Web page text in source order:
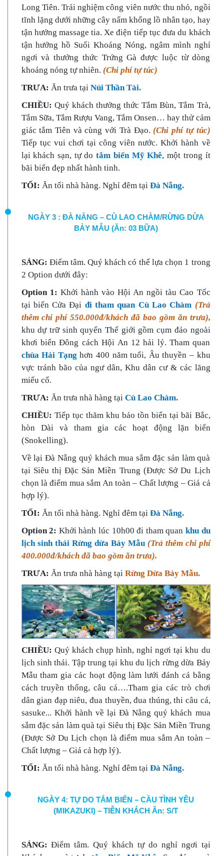
Long Tiên. Trải nghiệm công viên nước thu nhỏ, ngồi
tĩnh lặng dưới những cây nấm khổng lồ nhân tạo, hay
tận hưởng massage tia. Xe điện tiếp tục đưa du khách
tận hưởng hồ Suối Khoáng Nóng, ngâm mình nghỉ
ngơi và thưởng thức Trứng Gà được luộc từ dòng
khoáng nóng tự nhiên. (Chi phí tự túc)
TRƯA: Ăn trưa tại Núi Thần Tài.
CHIỀU: Quý khách thưởng thức Tắm Bùn, Tắm Trà,
Tắm Sữa, Tắm Rượu Vang, Tắm Onsen… hay thử cảm
giác tắm Tiên và cùng với Trà Đạo.(Chi phí tự túc)
Tiếp tục vui chơi tại công viên nước. Khởi hành về
lại khách sạn, tự dotắm biển Mỹ Khê, một trong ít
bãi biển đẹp nhất hành tinh.
TỐI: Ăn tối nhà hàng. Nghỉ đêm tại Đà Nẵng.
NGÀY 3 : ĐÀ NẴNG – CÙ LAO CHÀM/RỪNG DỪA
BẢY MẪU (Ăn: 03 BỮA)
SÁNG: Điểm tâm. Quý khách có thể lựa chọn 1 trong
2 Option dưới đây:
Option 1: Khởi hành vào Hội An ngồi tàu Cao Tốc
tại biển Cửa Đại đi tham quan Cù Lao Chàm (Trả
thêm chi phí 550.000đ/khách đã bao gồm ăn trưa),
khu dự trữ sinh quyển Thế giới gồm cụm đảo ngoài
khơi biển Đông cách Hội An 12 hải lý. Tham quan
chùa Hải Tạng hơn 400 năm tuổi, Âu thuyền – khu
vực tránh bão của ngư dân, Khu dân cư & các lăng
miếu cổ.
TRƯA: Ăn trưa nhà hàng tại Cù Lao Chàm.
CHIỀU: Tiếp tục thăm khu bảo tồn biển tại bãi Bắc,
hòn Dài và tham gia các hoạt động lặn biển
(Snokelling).
Về lại Đà Nẵng quý khách mua sắm đặc sản làm quà
tại Siêu thị Đặc Sản Miền Trung (Được Sở Du Lịch
chọn là điểm mua sắm An toàn – Chất lượng – Giá cả
hợp lý).
TỐI: Ăn tối nhà hàng. Nghỉ đêm tại Đà Nẵng.
Option 2: Khởi hành lúc 10h00 đi tham quan khu du
lịch sinh thái Rừng dừa Bảy Mẫu (Trả thêm chi phí
400.000đ/khách đã bao gồm ăn trưa).
TRƯA: Ăn trưa nhà hàng tại Rừng Dừa Bảy Mẫu.
CHIỀU: Quý khách chụp hình, nghỉ ngơi tại khu du
lịch sinh thái. Tập trung tại khu du lịch rừng dừa Bảy
Mẫu tham gia các hoạt động làm lưới đánh cá bằng
cách truyền thống, câu cá….Tham gia các trò chơi
dân gian đạp niêu, đua thuyền, đua thúng, thi câu cá,
sasuke... Khởi hành về lại Đà Nẵng quý khách mua
sắm đặc sản làm quà tại Siêu thị Đặc Sản Miền Trung
(Được Sở Du Lịch chọn là điểm mua sắm An toàn –
Chất lượng – Giá cả hợp lý).
TỐI: Ăn tối nhà hàng. Nghỉ đêm tại Đà Nẵng.
NGÀY 4: TỰ DO TẮM BIỂN – CẦU TÌNH YÊU
(MIKAZUKI) – TIỄN KHÁCH Ăn: S/T
SÁNG: Điểm tâm. Quý khách tự do nghỉ ngơi tại